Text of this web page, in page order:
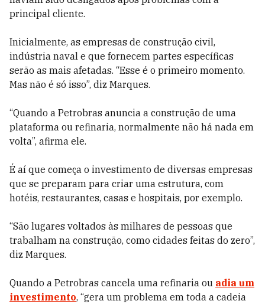
principal cliente.
Inicialmente, as empresas de construção civil,
indústria naval e que fornecem partes específicas
serão as mais afetadas. “Esse é o primeiro momento.
Mas não é só isso”, diz Marques.
“Quando a Petrobras anuncia a construção de uma
plataforma ou refinaria, normalmente não há nada em
volta”, afirma ele.
É aí que começa o investimento de diversas empresas
que se preparam para criar uma estrutura, com
hotéis, restaurantes, casas e hospitais, por exemplo.
“São lugares voltados às milhares de pessoas que
trabalham na construção, como cidades feitas do zero”,
diz Marques.
Quando a Petrobras cancela uma refinaria ou adia um
investimento, “gera um problema em toda a cadeia